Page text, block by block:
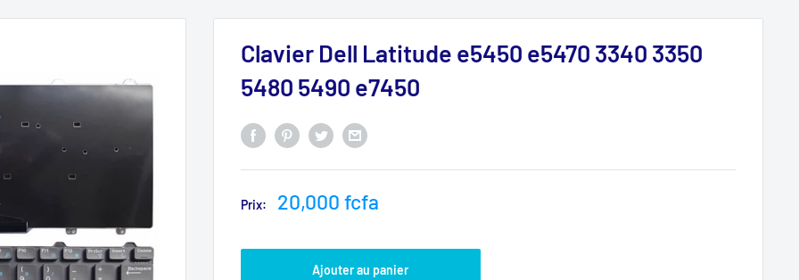
Clavier Dell Latitude e5450 e5470 3340 3350
5480 5490 e7450
Prix:
Prix
20,000 fcfa
Ajouter au panier